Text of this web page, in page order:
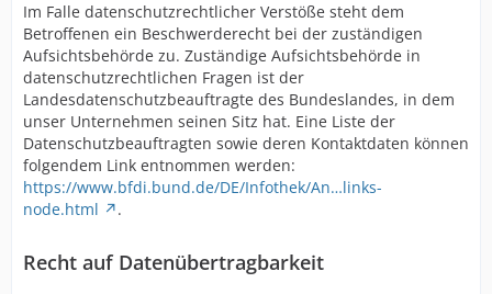
Im Falle datenschutzrechtlicher Verstöße steht dem
Betroffenen ein Beschwerderecht bei der zuständigen
Aufsichtsbehörde zu. Zuständige Aufsichtsbehörde in
datenschutzrechtlichen Fragen ist der
Landesdatenschutzbeauftragte des Bundeslandes, in dem
unser Unternehmen seinen Sitz hat. Eine Liste der
Datenschutzbeauftragten sowie deren Kontaktdaten können
folgendem Link entnommen werden:
https://www.bfdi.bund.de/DE/Infothek/An…links-
node.html
.
Recht auf Datenübertragbarkeit